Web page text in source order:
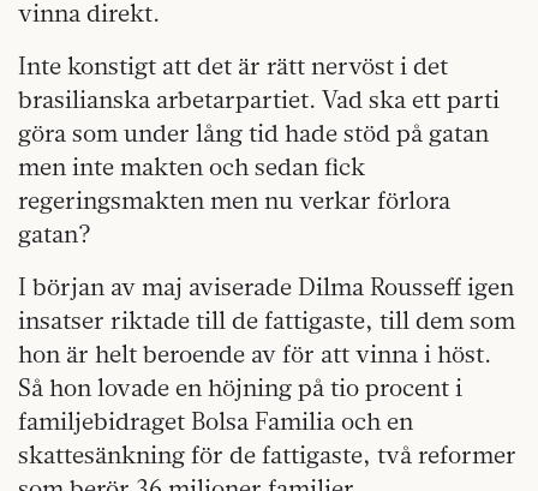
vinna direkt.
Inte konstigt att det är rätt nervöst i det
brasilianska arbetarpartiet. Vad ska ett parti
göra som under lång tid hade stöd på gatan
men inte makten och sedan fick
regeringsmakten men nu verkar förlora
gatan?
I början av maj aviserade Dilma Rousseff igen
insatser riktade till de fattigaste, till dem som
hon är helt beroende av för att vinna i höst.
Så hon lovade en höjning på tio procent i
familjebidraget Bolsa Familia och en
skattesänkning för de fattigaste, två reformer